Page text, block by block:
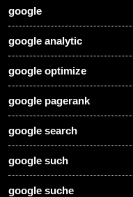
google
google analytic
google optimize
google pagerank
google search
google such
google suche